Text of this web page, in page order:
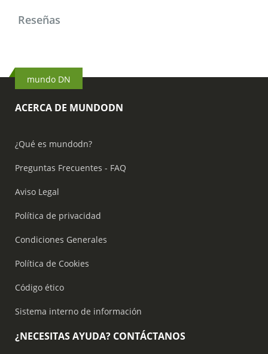
Reseñas
mundo DN
ACERCA DE MUNDODN
¿Qué es mundodn?
Preguntas Frecuentes - FAQ
Aviso Legal
Política de privacidad
Condiciones Generales
Política de Cookies
Código ético
Sistema interno de información
¿NECESITAS AYUDA? CONTÁCTANOS